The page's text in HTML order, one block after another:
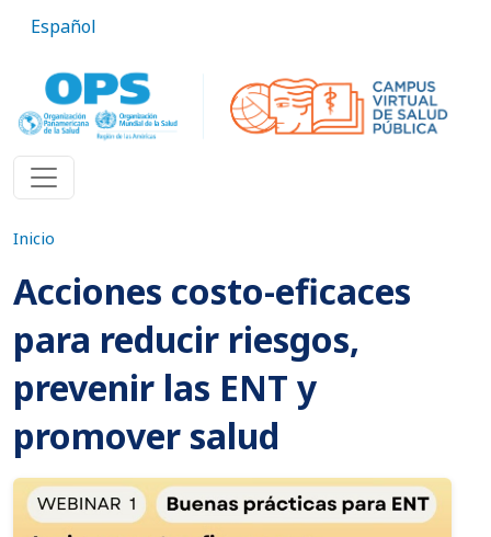
Español
Inicio
Acciones costo-eficaces
para reducir riesgos,
prevenir las ENT y
promover salud
Imagen